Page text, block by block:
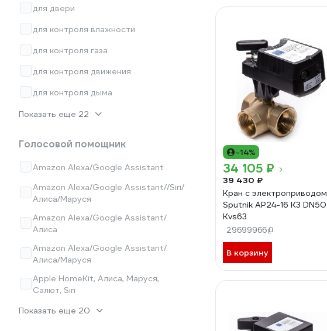
для двери
для контроля влажности
для контроля газа
для контроля движения
для контроля дыма
Показать еще 22
Голосовой помощник
Amazon Alexa/Google Assistant
Amazon Alexa/Google Assistant//Siri/
Алиса/Маруся
Amazon Alexa/Google Assistant/
Алиса
Amazon Alexa/Google Assistant/
Алиса/Маруся
Apple HomeKit, Алиса, Маруся,
Салют, Siri
Показать еще 20
-14%
34 105 ₽
39 430 ₽
Кран с электроприводом
Sputnik AP24-16 K3 DN50
Kvs63
29699966
В корзину